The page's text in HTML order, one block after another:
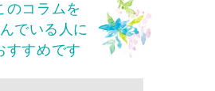
のコラムを
でいる人に
すすめです